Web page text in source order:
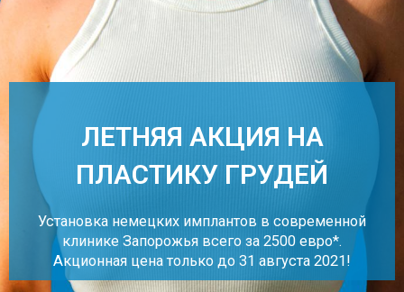
ЛЕТНЯЯ АКЦИЯ НА
ПЛАСТИКУ ГРУДЕЙ
Установка немецких имплантов в современной
клинике Запорожья всего за 2500 евро*.
Акционная цена только до 31 августа 2021!